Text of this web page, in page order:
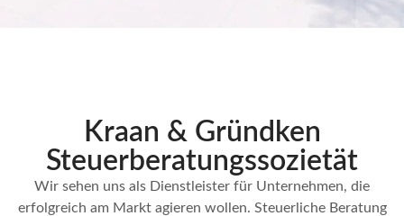
Kraan & Gründken
Steuerberatungs­sozietät
Wir sehen uns als Dienstleister für Unternehmen, die
erfolgreich am Markt agieren wollen. Steuerliche Beratung